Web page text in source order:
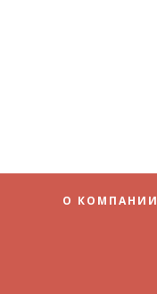
О КОМПАНИИ